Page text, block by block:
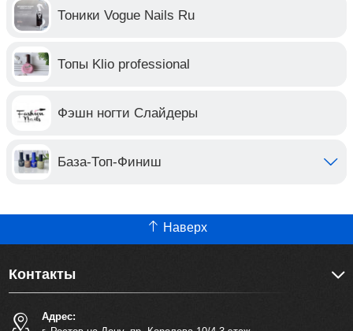
Тоники Vogue Nails Ru
Топы Klio professional
Фэшн ногти Слайдеры
База-Топ-Финиш
Наверх
Контакты
Адрес: